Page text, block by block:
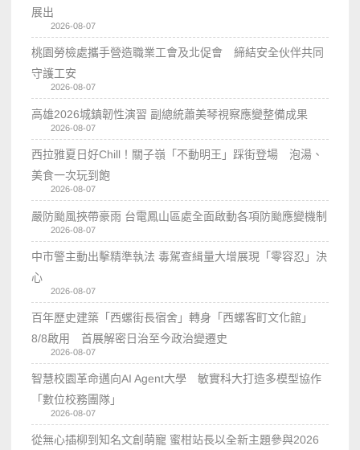
展出
2026-08-07
桃園勞檢處攜手營造職業工會及北促會 締結安全伙伴共同
守護工安
2026-08-07
高雄2026城鎮韌性演習 副總統蕭美琴視察應變整備成果
2026-08-07
西拉雅夏日好Chill！關子嶺「不動明王」踩街登場 泡湯、
美食一次玩到飽
2026-08-07
嚴防颱風挾帶豪雨 台電鳳山區處全面啟動各項防颱應變機制
2026-08-07
中市警主動出擊精準執法 毒駕查緝量大增展現「零容忍」決
心
2026-08-07
百年歷史建築「西螺街長宿舍」轉身「西螺客町文化館」
8/8啟用 首展解密日治至今政治變遷史
2026-08-07
智慧校園革命邁向AI Agent大學 敏實科大打造多模型協作
「數位校務團隊」
2026-08-07
從無心插柳到知名文創萌寵 蜜柑站長以全新主題參與2026